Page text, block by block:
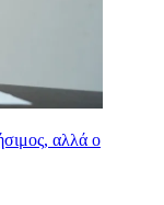
αλλά ο